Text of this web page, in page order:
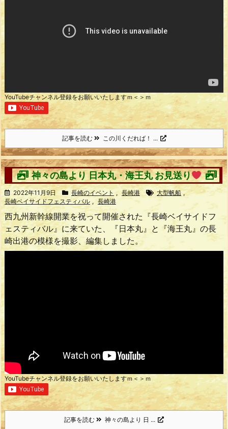
YouTubeチャンネル登録をお願いいたしますｍ＜＞ｍ
記事を読む この川くだれば！ ...
神々の島より 日本丸・海王丸 お見送り
2022年11月9日 長崎のイベント , 長崎港 大型帆船 ,
長崎ベイサイドフェスティバル , 長崎港
西九州新幹線開業を祝って開催された『長崎ベイサイドフ
ェスティバル』に来ていた、『日本丸』と『海王丸』の長
崎出港の模様を撮影、編集しました。
YouTubeチャンネル登録をお願いいたしますｍ＜＞ｍ
記事を読む 神々の島より 日 ...